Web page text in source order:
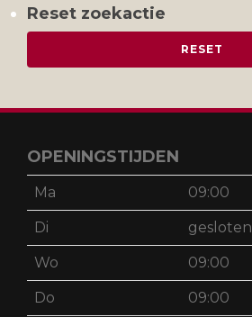
Reset zoekactie
OPENINGSTIJDEN
Ma 09:00
Di gesloten
Wo 09:00
Do 09:00